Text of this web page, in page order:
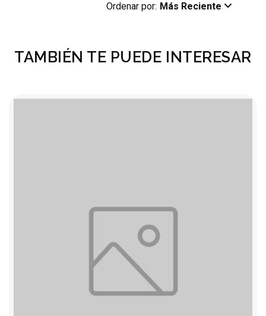
Ordenar por: Más Reciente
TAMBIÉN TE PUEDE INTERESAR